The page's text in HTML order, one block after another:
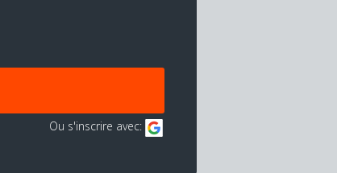
Ou s'inscrire avec: